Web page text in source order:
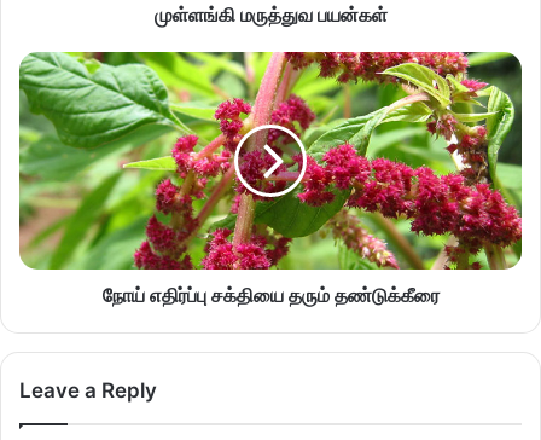
முள்ளங்கி மருத்துவ பயன்கள்
நோய் எதிர்ப்பு சக்தியை தரும் தண்டுக்கீரை
Leave a Reply